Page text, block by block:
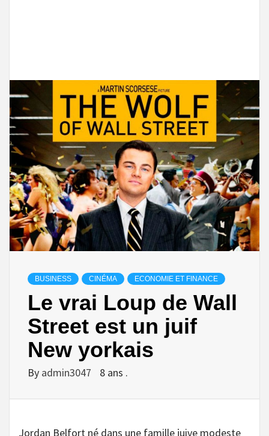
BUSINESS CINÉMA ECONOMIE ET FINANCE
Le vrai Loup de Wall
Street est un juif
New yorkais
By admin3047 8 ans .
Jordan Belfort né dans une famille juive modeste